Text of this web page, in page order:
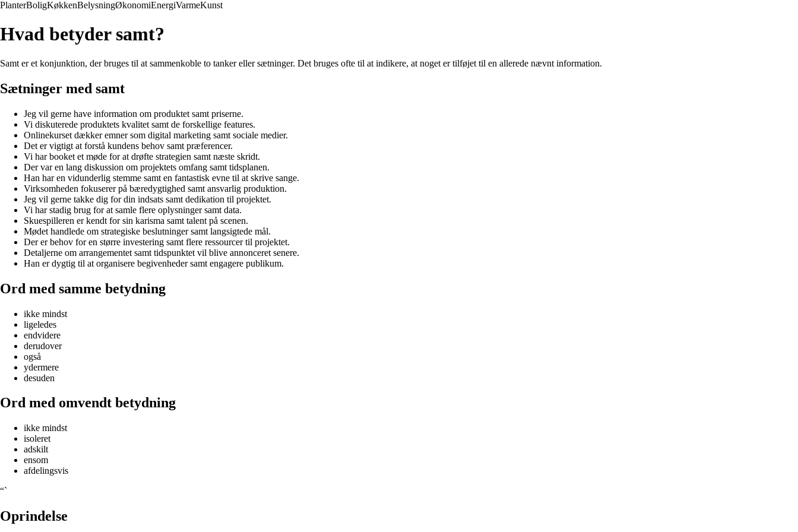
PlanterBoligKøkkenBelysningØkonomiEnergiVarmeKunst
Hvad betyder samt?
Samt er et konjunktion, der bruges til at sammenkoble to tanker eller sætninger. Det bruges ofte til at indikere, at noget er tilføjet til en allerede nævnt information.
Sætninger med samt
Jeg vil gerne have information om produktet samt priserne.
Vi diskuterede produktets kvalitet samt de forskellige features.
Onlinekurset dækker emner som digital marketing samt sociale medier.
Det er vigtigt at forstå kundens behov samt præferencer.
Vi har booket et møde for at drøfte strategien samt næste skridt.
Der var en lang diskussion om projektets omfang samt tidsplanen.
Han har en vidunderlig stemme samt en fantastisk evne til at skrive sange.
Virksomheden fokuserer på bæredygtighed samt ansvarlig produktion.
Jeg vil gerne takke dig for din indsats samt dedikation til projektet.
Vi har stadig brug for at samle flere oplysninger samt data.
Skuespilleren er kendt for sin karisma samt talent på scenen.
Mødet handlede om strategiske beslutninger samt langsigtede mål.
Der er behov for en større investering samt flere ressourcer til projektet.
Detaljerne om arrangementet samt tidspunktet vil blive annonceret senere.
Han er dygtig til at organisere begivenheder samt engagere publikum.
Ord med samme betydning
ikke mindst
ligeledes
endvidere
derudover
også
ydermere
desuden
Ord med omvendt betydning
ikke mindst
isoleret
adskilt
ensom
afdelingsvis
“`
Oprindelse